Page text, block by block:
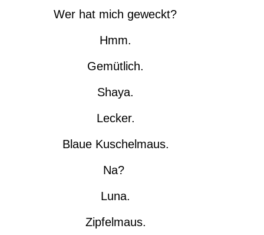
Wer hat mich geweckt?
Hmm.
Gemütlich.
Shaya.
Lecker.
Blaue Kuschelmaus.
Na?
Luna.
Zipfelmaus.